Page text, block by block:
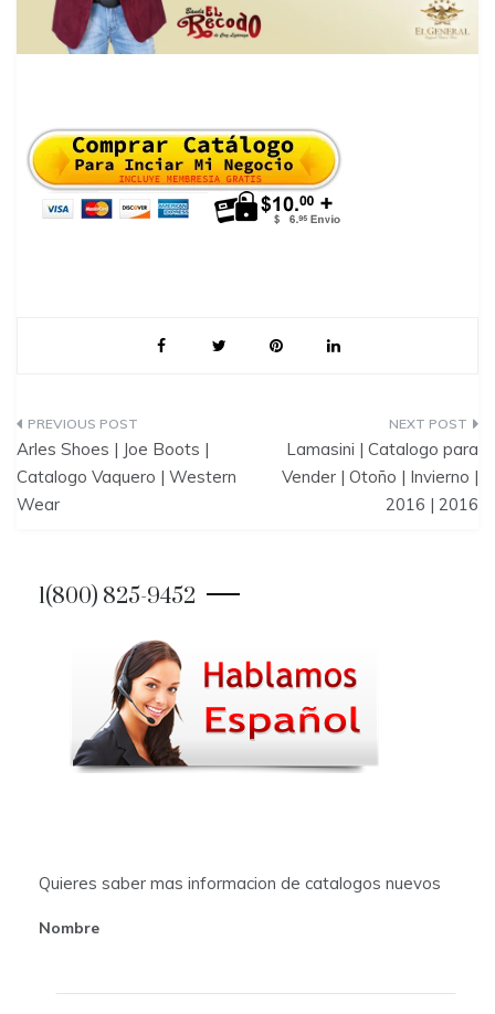
P
o
s
Arles Shoes | Joe Boots |
Catalogo Vaquero | Western
Wear
Lamasini | Catalogo para
Vender | Otoño | Invierno |
2016 | 2016
1(800) 825-9452
Quieres saber mas informacion de catalogos nuevos
Nombre